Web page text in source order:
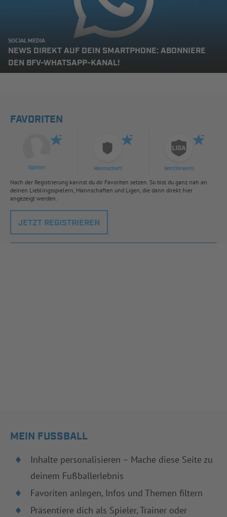
SOCIAL MEDIA
NEWS DIREKT AUF DEIN SMARTPHONE: ABONNIERE
DEN BFV-WHATSAPP-KANAL!
FAVORITEN
Spieler Mannschaft Wettbewerb
Nach der Registrierung kannst du dir Favoriten setzen. So bist du ganz nah an
deinen Lieblingsspielern, Mannschaften und Ligen, die dann direkt hier
angezeigt werden.
JETZT REGISTRIEREN
MEIN FUSSBALL
Inhalte personalisieren – Mache diese Seite zu
deinem Fußballerlebnis
Favoriten anlegen, Infos und Themen filtern
Präsentiere dich als Spieler, Trainer oder